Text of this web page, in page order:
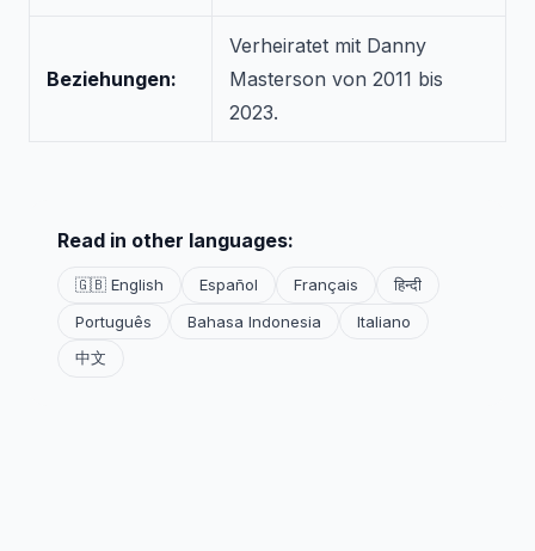
Beziehungen:
Verheiratet mit Danny
Masterson von 2011 bis
2023.
Read in other languages:
🇬🇧 English Español Français
हिन्दी
Português
Bahasa Indonesia
Italiano
中文